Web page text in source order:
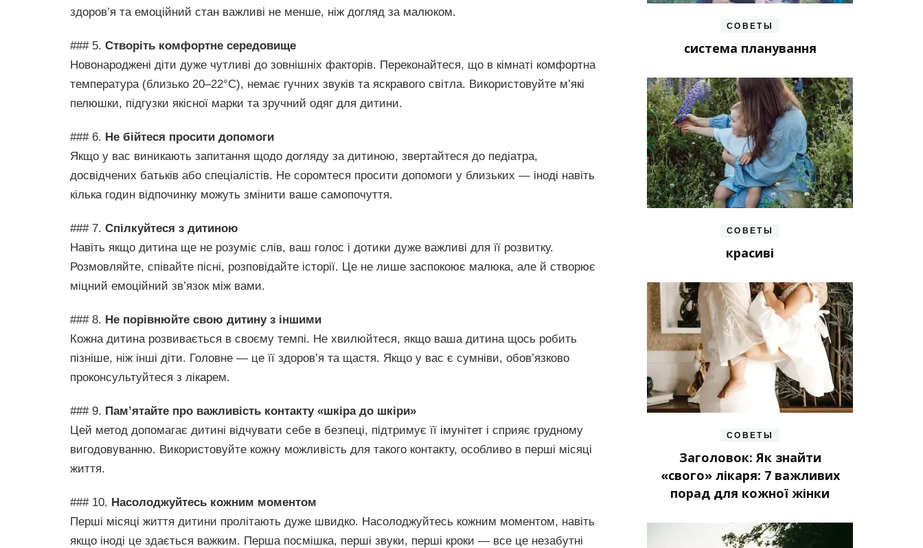
здоров’я та емоційний стан важливі не менше, ніж догляд за малюком.
### 5. Створіть комфортне середовище
Новонароджені діти дуже чутливі до зовнішніх факторів. Переконайтеся, що в кімнаті комфортна
температура (близько 20–22°C), немає гучних звуків та яскравого світла. Використовуйте м’які
пелюшки, підгузки якісної марки та зручний одяг для дитини.
### 6. Не бійтеся просити допомоги
Якщо у вас виникають запитання щодо догляду за дитиною, звертайтеся до педіатра,
досвідчених батьків або спеціалістів. Не соромтеся просити допомоги у близьких — іноді навіть
кілька годин відпочинку можуть змінити ваше самопочуття.
### 7. Спілкуйтеся з дитиною
Навіть якщо дитина ще не розуміє слів, ваш голос і дотики дуже важливі для її розвитку.
Розмовляйте, співайте пісні, розповідайте історії. Це не лише заспокоює малюка, але й створює
міцний емоційний зв’язок між вами.
### 8. Не порівнюйте свою дитину з іншими
Кожна дитина розвивається в своєму темпі. Не хвилюйтеся, якщо ваша дитина щось робить
пізніше, ніж інші діти. Головне — це її здоров’я та щастя. Якщо у вас є сумніви, обов’язково
проконсультуйтеся з лікарем.
### 9. Пам’ятайте про важливість контакту «шкіра до шкіри»
Цей метод допомагає дитині відчувати себе в безпеці, підтримує її імунітет і сприяє грудному
вигодовуванню. Використовуйте кожну можливість для такого контакту, особливо в перші місяці
життя.
### 10. Насолоджуйтесь кожним моментом
Перші місяці життя дитини пролітають дуже швидко. Насолоджуйтесь кожним моментом, навіть
якщо іноді це здається важким. Перша посмішка, перші звуки, перші кроки — все це незабутні
СОВЕТЫ
система планування
СОВЕТЫ
красиві
СОВЕТЫ
Заголовок: Як знайти
«свого» лікаря: 7 важливих
порад для кожної жінки